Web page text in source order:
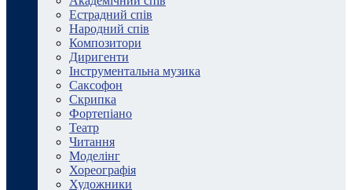
Естрадний спів
Народний спів
Композитори
Диригенти
Інструментальна музика
Саксофон
Скрипка
Фортепіано
Театр
Читання
Моделінг
Хореографія
Художники